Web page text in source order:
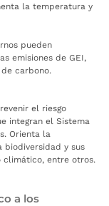
la temperatura y
pueden
emisiones de GEI,
carbono.
el riesgo
integran el Sistema
Orienta la
biodiversidad y sus
climático, entre otros.
a los